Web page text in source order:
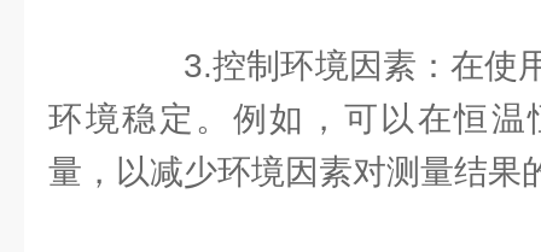
3.控制环境因素：在使
环境稳定。例如，可以在恒温
量，以减少环境因素对测量结果